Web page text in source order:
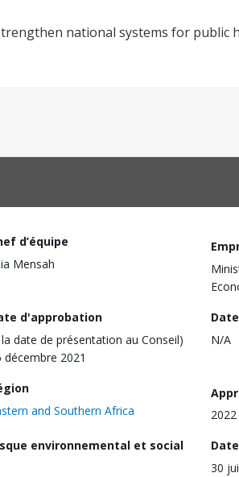
national systems for public
d’équipe
Mensah
d'approbation
date de présentation au Conseil)
décembre 2021
N/A
and Southern Africa
2022
environnemental et social
30